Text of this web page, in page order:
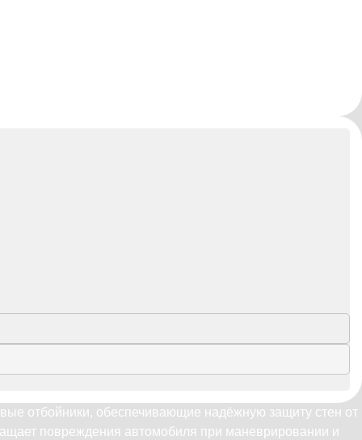
отбойники, обеспечивающие надёжную защиту стен от
повреждения автомобиля при маневрировании и